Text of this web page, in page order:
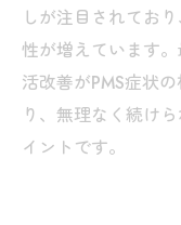
しが注目されてお
性が増えています
活改善がPMS症状
り、無理なく続け
イントです。